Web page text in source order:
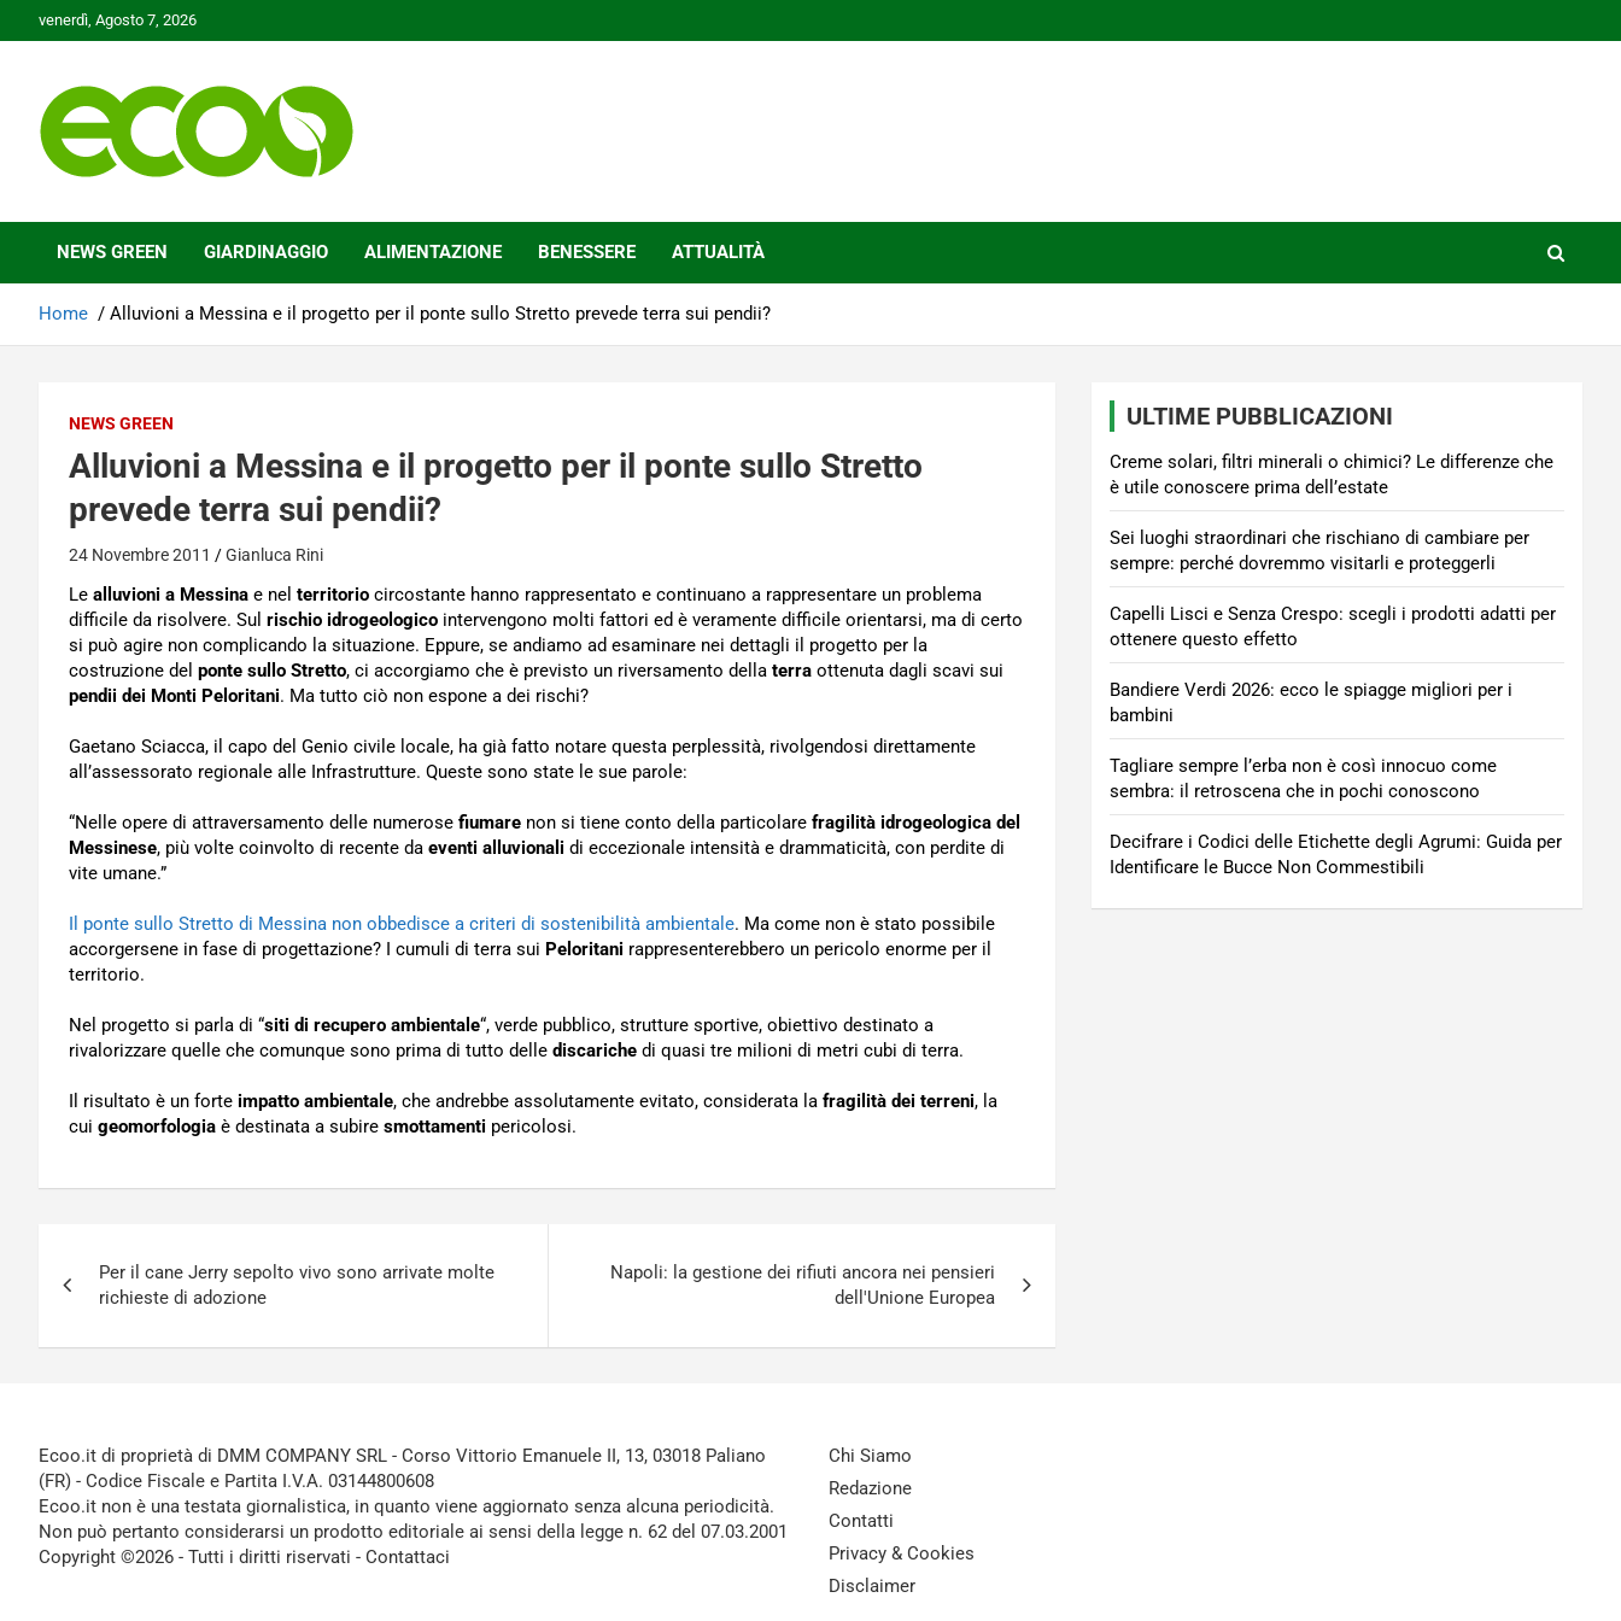
to
venerdì, Agosto 7, 2026
Ecoo.it
NEWS GREEN GIARDINAGGIO ALIMENTAZIONE BENESSERE ATTUALITÀ
Home Alluvioni a Messina e il progetto per il ponte sullo Stretto prevede terra sui pendii?
NEWS GREEN
Alluvioni a Messina e il progetto per il ponte sullo Stretto
prevede terra sui pendii?
24 Novembre 2011 Gianluca Rini
Le alluvioni a Messina e nel territorio circostante hanno rappresentato e continuano a rappresentare un problema
difficile da risolvere. Sul rischio idrogeologico intervengono molti fattori ed è veramente difficile orientarsi, ma di certo
si può agire non complicando la situazione. Eppure, se andiamo ad esaminare nei dettagli il progetto per la
costruzione del ponte sullo Stretto, ci accorgiamo che è previsto un riversamento della terra ottenuta dagli scavi sui
pendii dei Monti Peloritani. Ma tutto ciò non espone a dei rischi?
Gaetano Sciacca, il capo del Genio civile locale, ha già fatto notare questa perplessità, rivolgendosi direttamente
all’assessorato regionale alle Infrastrutture. Queste sono state le sue parole:
“Nelle opere di attraversamento delle numerose fiumare non si tiene conto della particolare fragilità idrogeologica del
Messinese, più volte coinvolto di recente da eventi alluvionali di eccezionale intensità e drammaticità, con perdite di
vite umane.”
Il ponte sullo Stretto di Messina non obbedisce a criteri di sostenibilità ambientale. Ma come non è stato possibile
accorgersene in fase di progettazione? I cumuli di terra sui Peloritani rappresenterebbero un pericolo enorme per il
territorio.
Nel progetto si parla di “siti di recupero ambientale“, verde pubblico, strutture sportive, obiettivo destinato a
rivalorizzare quelle che comunque sono prima di tutto delle discariche di quasi tre milioni di metri cubi di terra.
Il risultato è un forte impatto ambientale, che andrebbe assolutamente evitato, considerata la fragilità dei terreni, la
cui geomorfologia è destinata a subire smottamenti pericolosi.
articoli
Per il cane Jerry sepolto vivo sono arrivate molte
richieste di adozione
Napoli: la gestione dei rifiuti ancora nei pensieri
dell'Unione Europea
ULTIME PUBBLICAZIONI
Creme solari, filtri minerali o chimici? Le differenze che
è utile conoscere prima dell’estate
Sei luoghi straordinari che rischiano di cambiare per
sempre: perché dovremmo visitarli e proteggerli
Capelli Lisci e Senza Crespo: scegli i prodotti adatti per
ottenere questo effetto
Bandiere Verdi 2026: ecco le spiagge migliori per i
bambini
Tagliare sempre l’erba non è così innocuo come
sembra: il retroscena che in pochi conoscono
Decifrare i Codici delle Etichette degli Agrumi: Guida per
Identificare le Bucce Non Commestibili
Ecoo.it di proprietà di DMM COMPANY SRL - Corso Vittorio Emanuele II, 13, 03018 Paliano
(FR) - Codice Fiscale e Partita I.V.A. 03144800608
Ecoo.it non è una testata giornalistica, in quanto viene aggiornato senza alcuna periodicità.
Non può pertanto considerarsi un prodotto editoriale ai sensi della legge n. 62 del 07.03.2001
Copyright ©2026 - Tutti i diritti riservati - Contattaci
Chi Siamo
Redazione
Contatti
Privacy & Cookies
Disclaimer